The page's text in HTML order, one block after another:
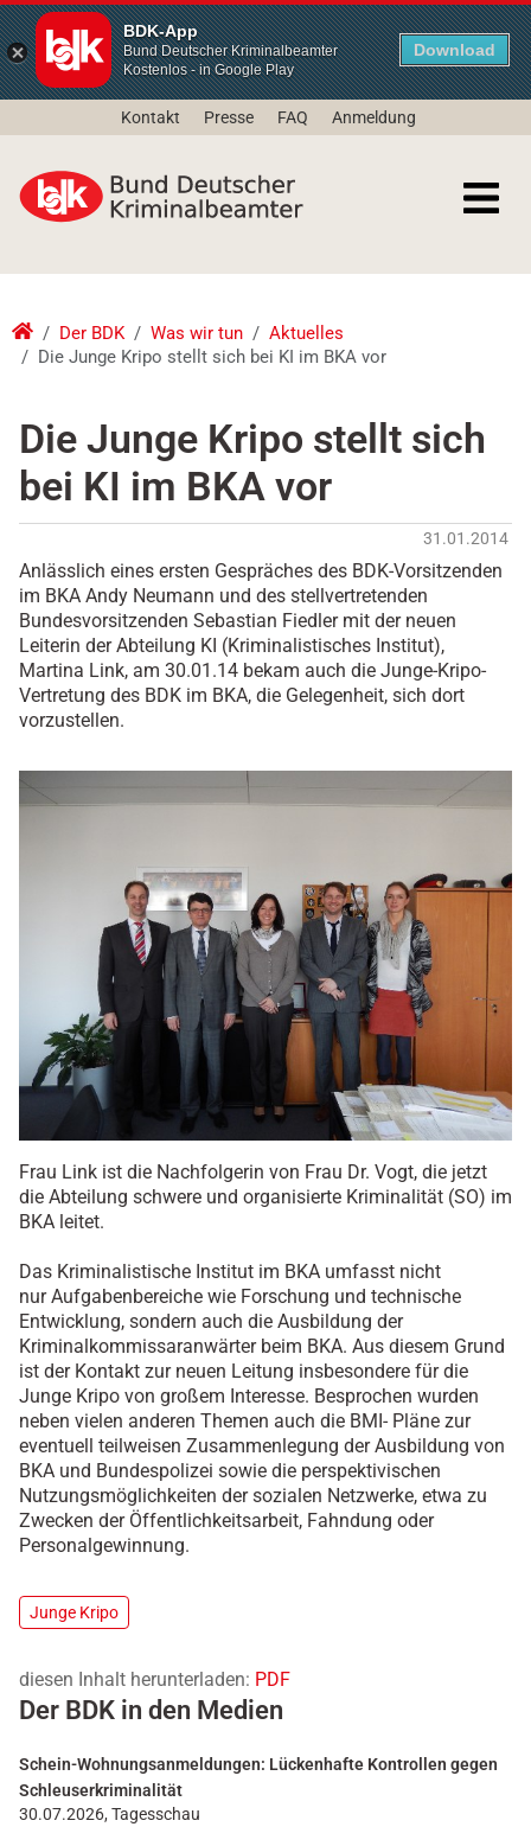
BDK-App
Bund Deutscher Kriminalbeamter
Kostenlos - in Google Play
Download
Kontakt Presse FAQ Anmeldung
Der BDK Was wir tun
Aktuelles
Die Junge Kripo stellt sich bei KI im BKA vor
Die Junge Kripo stellt sich
bei KI im BKA vor
31.01.2014
Anlässlich eines ersten Gespräches des BDK-Vorsitzenden
im BKA Andy Neumann und des stellvertretenden
Bundesvorsitzenden Sebastian Fiedler mit der neuen
Leiterin der Abteilung KI (Kriminalistisches Institut),
Martina Link, am 30.01.14 bekam auch die Junge-Kripo-
Vertretung des BDK im BKA, die Gelegenheit, sich dort
vorzustellen.
Frau Link ist die Nachfolgerin von Frau Dr. Vogt, die jetzt
die Abteilung schwere und organisierte Kriminalität (SO) im
BKA leitet.
Das Kriminalistische Institut im BKA umfasst nicht
nur Aufgabenbereiche wie Forschung und technische
Entwicklung, sondern auch die Ausbildung der
Kriminalkommissaranwärter beim BKA. Aus diesem Grund
ist der Kontakt zur neuen Leitung insbesondere für die
Junge Kripo von großem Interesse. Besprochen wurden
neben vielen anderen Themen auch die BMI- Pläne zur
eventuell teilweisen Zusammenlegung der Ausbildung von
BKA und Bundespolizei sowie die perspektivischen
Nutzungsmöglichkeiten der sozialen Netzwerke, etwa zu
Zwecken der Öffentlichkeitsarbeit, Fahndung oder
Personalgewinnung.
Junge Kripo
diesen Inhalt herunterladen: PDF
Der BDK in den Medien
Schein-Wohnungsanmeldungen: Lückenhafte Kontrollen gegen
Schleuserkriminalität
30.07.2026, Tagesschau